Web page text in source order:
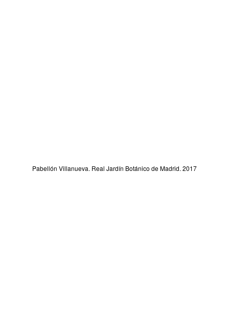
Pabellón Villanueva. Real Jardín Botánico de Madrid. 2017